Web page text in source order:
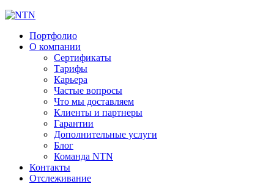
Портфолио
О компании
Сертификаты
Тарифы
Карьера
Частые вопросы
Что мы доставляем
Клиенты и партнеры
Гарантии
Дополнительные услуги
Блог
Команда NTN
Контакты
Отслеживание